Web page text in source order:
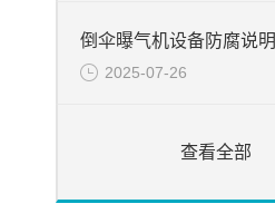
倒伞曝气机设备防腐说明
2025-07-26
查看全部